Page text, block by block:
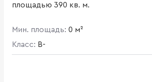
площадью 390 кв. м.
Мин. площадь: 0 м²
Класс: B-